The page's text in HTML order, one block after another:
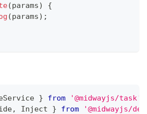
(params)
{
(params) ;
} from '@midwayjs/task'
, Inject } from '@midwayjs/